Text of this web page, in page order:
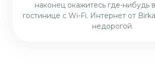
наконец окажитесь где-нибудь
гостинице с Wi-Fi. Интернет от
недорогой.